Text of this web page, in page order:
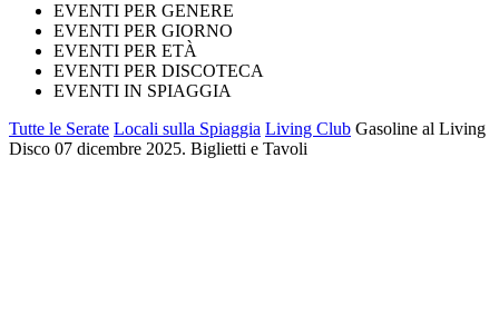
EVENTI PER GENERE
EVENTI PER GIORNO
EVENTI PER ETÀ
EVENTI PER DISCOTECA
EVENTI IN SPIAGGIA
Tutte le Serate Locali sulla Spiaggia Living Club Gasoline al Living
Disco 07 dicembre 2025. Biglietti e Tavoli